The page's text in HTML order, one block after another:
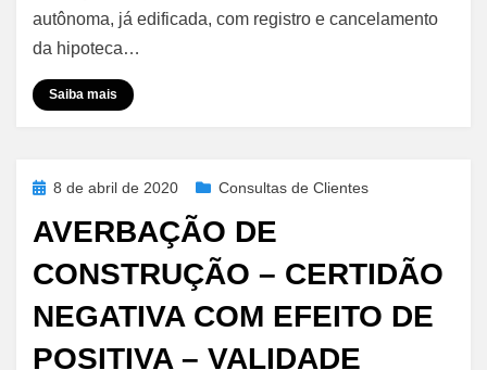
de
autônoma, já edificada, com registro e cancelamento
da hipoteca…
Saiba mais
Posted
8 de abril de 2020 Consultas de Clientes
AVERBAÇÃO DE
CONSTRUÇÃO – CERTIDÃO
NEGATIVA COM EFEITO DE
POSITIVA – VALIDADE